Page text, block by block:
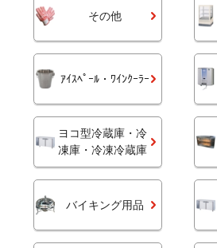
その他
ｱｲｽﾍﾟｰﾙ・ﾜｲﾝｸｰﾗｰ
ヨコ型冷蔵庫・冷
凍庫・冷凍冷蔵庫
バイキング用品